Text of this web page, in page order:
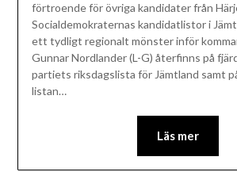
förtroende för övriga kandidater från
Socialdemokraternas kandidatlistor i
ett tydligt regionalt mönster inför
Gunnar Nordlander (L-G) återfinns på
partiets riksdagslista för Jämtland samt
listan…
Läs mer